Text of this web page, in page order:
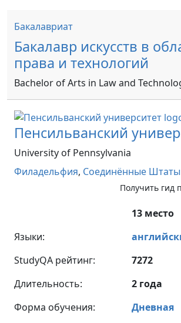
Бакалавриат
Бакалавр искусств в
права и технологий
Bachelor of Arts in Law and
Пенсильванский
University of Pennsylvania
Филадельфия, Соединённые Штаты
Получить гид
13 место
Языки:
StudyQA рейтинг:
7272
Длительность:
2 года
Форма обучения:
Дневная